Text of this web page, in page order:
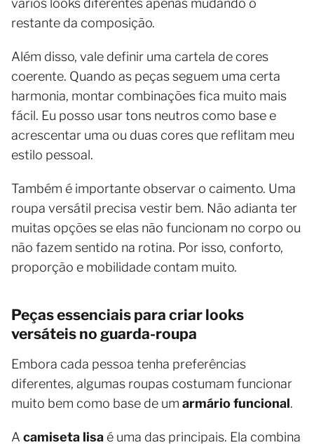
restante da composição.
Além disso, vale definir uma cartela de cores
coerente. Quando as peças seguem uma certa
harmonia, montar combinações fica muito mais
fácil. Eu posso usar tons neutros como base e
acrescentar uma ou duas cores que reflitam meu
estilo pessoal.
Também é importante observar o caimento. Uma
roupa versátil precisa vestir bem. Não adianta ter
muitas opções se elas não funcionam no corpo ou
não fazem sentido na rotina. Por isso, conforto,
proporção e mobilidade contam muito.
Peças essenciais para criar looks
versáteis no guarda-roupa
Embora cada pessoa tenha preferências
diferentes, algumas roupas costumam funcionar
muito bem como base de um armário funcional.
A camiseta lisa é uma das principais. Ela combina